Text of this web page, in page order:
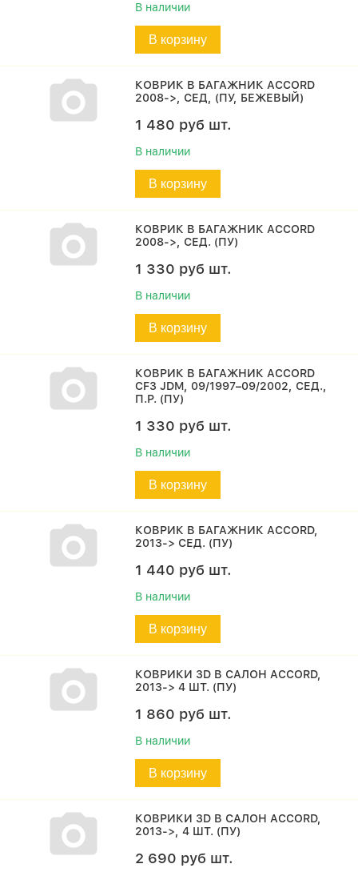
В наличии
В корзину
КОВРИК В БАГАЖНИК ACCORD
2008->, СЕД, (ПУ, БЕЖЕВЫЙ)
1 480 руб шт.
В наличии
В корзину
КОВРИК В БАГАЖНИК ACCORD
2008->, СЕД. (ПУ)
1 330 руб шт.
В наличии
В корзину
КОВРИК В БАГАЖНИК ACCORD
CF3 JDM, 09/1997–09/2002, СЕД.,
П.Р. (ПУ)
1 330 руб шт.
В наличии
В корзину
КОВРИК В БАГАЖНИК ACCORD,
2013-> СЕД. (ПУ)
1 440 руб шт.
В наличии
В корзину
КОВРИКИ 3D В САЛОН ACCORD,
2013-> 4 ШТ. (ПУ)
1 860 руб шт.
В наличии
В корзину
КОВРИКИ 3D В САЛОН ACCORD,
2013->, 4 ШТ. (ПУ)
2 690 руб шт.